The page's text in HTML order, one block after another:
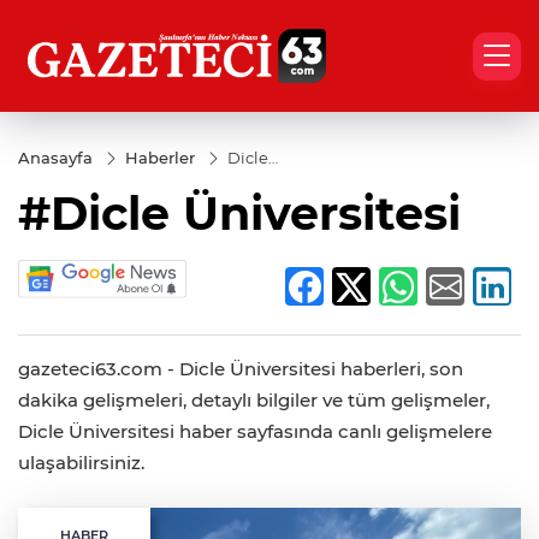
Anasayfa Haberler
Dicle
#Dicle Üniversitesi
gazeteci63.com - Dicle Üniversitesi haberleri, son
dakika gelişmeleri, detaylı bilgiler ve tüm gelişmeler,
Dicle Üniversitesi haber sayfasında canlı gelişmelere
ulaşabilirsiniz.